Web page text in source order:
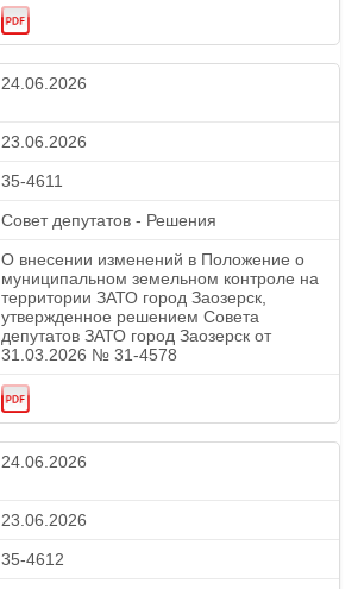
24.06.2026
23.06.2026
35-4611
Совет депутатов - Решения
О внесении изменений в Положение о
муниципальном земельном контроле на
территории ЗАТО город Заозерск,
утвержденное решением Совета
депутатов ЗАТО город Заозерск от
31.03.2026 № 31-4578
24.06.2026
23.06.2026
35-4612